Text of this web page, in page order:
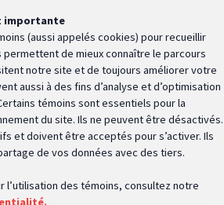
importante
(aussi appelés cookies) pour recueillir
permettent de mieux connaître le parcours
notre site et de toujours améliorer votre
aussi à des fins d’analyse et d’optimisation
témoins sont essentiels pour la
du site. Ils ne peuvent être désactivés.
et doivent être acceptés pour s’activer. Ils
de vos données avec des tiers.
l’utilisation des témoins, consultez notre